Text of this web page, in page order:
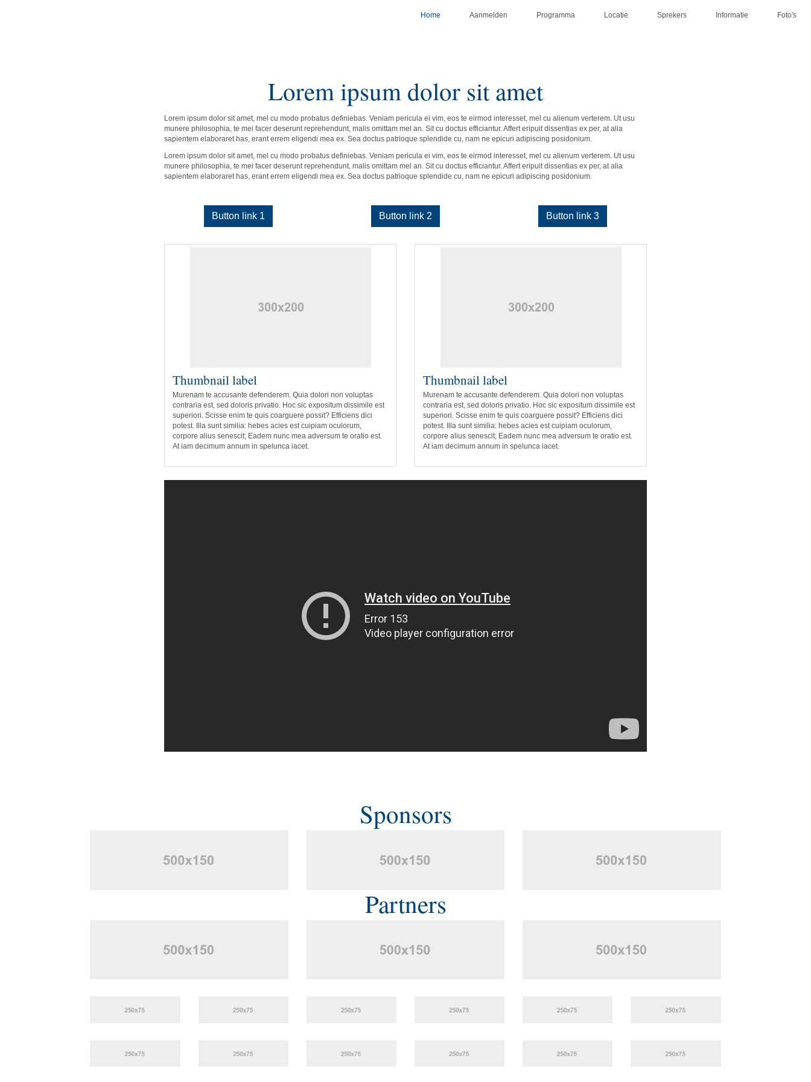
Home Aanmelden Programma Locatie Sprekers Informatie Foto's
Lorem ipsum dolor sit amet
Lorem ipsum dolor sit amet, mel cu modo probatus definiebas. Veniam pericula ei vim, eos te eirmod interesset, mel cu alienum verterem. Ut usu
munere philosophia, te mei facer deserunt reprehendunt, malis omittam mel an. Sit cu doctus efficiantur. Affert eripuit dissentias ex per, at alia
sapientem elaboraret has, erant errem eligendi mea ex. Sea doctus patrioque splendide cu, nam ne epicuri adipiscing posidonium.
Lorem ipsum dolor sit amet, mel cu modo probatus definiebas. Veniam pericula ei vim, eos te eirmod interesset, mel cu alienum verterem. Ut usu
munere philosophia, te mei facer deserunt reprehendunt, malis omittam mel an. Sit cu doctus efficiantur. Affert eripuit dissentias ex per, at alia
sapientem elaboraret has, erant errem eligendi mea ex. Sea doctus patrioque splendide cu, nam ne epicuri adipiscing posidonium.
Button link 1 Button link 2 Button link 3
Thumbnail label
Murenam te accusante defenderem. Quia dolori non voluptas
contraria est, sed doloris privatio. Hoc sic expositum dissimile est
superiori. Scisse enim te quis coarguere possit? Efficiens dici
potest. Illa sunt similia: hebes acies est cuipiam oculorum,
corpore alius senescit; Eadem nunc mea adversum te oratio est.
At iam decimum annum in spelunca iacet.
Thumbnail label
Murenam te accusante defenderem. Quia dolori non voluptas
contraria est, sed doloris privatio. Hoc sic expositum dissimile est
superiori. Scisse enim te quis coarguere possit? Efficiens dici
potest. Illa sunt similia: hebes acies est cuipiam oculorum,
corpore alius senescit; Eadem nunc mea adversum te oratio est.
At iam decimum annum in spelunca iacet.
Sponsors
Partners